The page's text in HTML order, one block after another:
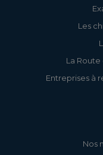
Les
La
Entreprises à
Nos